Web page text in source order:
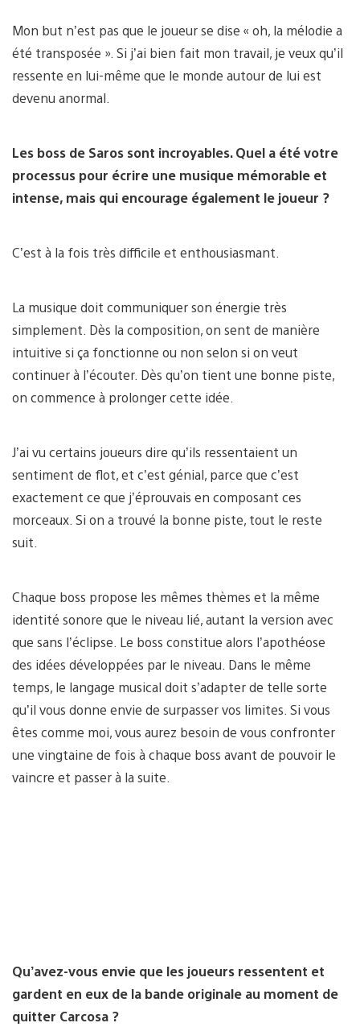
Mon but n’est pas que le joueur se dise « oh, la mélodie a
été transposée ». Si j’ai bien fait mon travail, je veux qu’il
ressente en lui-même que le monde autour de lui est
devenu anormal.
Les boss de Saros sont incroyables. Quel a été votre
processus pour écrire une musique mémorable et
intense, mais qui encourage également le joueur ?
C’est à la fois très difficile et enthousiasmant.
La musique doit communiquer son énergie très
simplement. Dès la composition, on sent de manière
intuitive si ça fonctionne ou non selon si on veut
continuer à l’écouter. Dès qu’on tient une bonne piste,
on commence à prolonger cette idée.
J’ai vu certains joueurs dire qu’ils ressentaient un
sentiment de flot, et c’est génial, parce que c’est
exactement ce que j’éprouvais en composant ces
morceaux. Si on a trouvé la bonne piste, tout le reste
suit.
Chaque boss propose les mêmes thèmes et la même
identité sonore que le niveau lié, autant la version avec
que sans l’éclipse. Le boss constitue alors l’apothéose
des idées développées par le niveau. Dans le même
temps, le langage musical doit s’adapter de telle sorte
qu’il vous donne envie de surpasser vos limites. Si vous
êtes comme moi, vous aurez besoin de vous confronter
une vingtaine de fois à chaque boss avant de pouvoir le
vaincre et passer à la suite.
Qu’avez-vous envie que les joueurs ressentent et
gardent en eux de la bande originale au moment de
quitter Carcosa ?